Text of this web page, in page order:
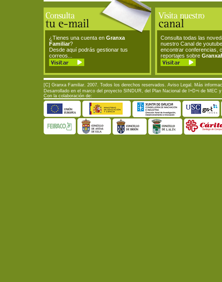
¿Tienes una cuenta en Granxa
Familiar?
Desde aquí podrás gestionar tus
correos...
Consulta todas las
nuestro Canal de
encontrar conferencias,
reportajes sobre
[C] Granxa Familiar. 2007. Todos los derechos reservados. Aviso Legal . Más
Desarrollado en el marco del proyecto SINDUR, del Plan Nacional de I+D+i de MEC
Con la colaboración de: